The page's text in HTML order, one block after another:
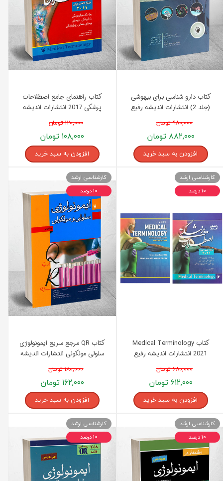
کتاب دارو شناسی برای بیهوشی
(جلد 2) انتشارات اندیشه رفیع
۹۸۰,۰۰۰ تومان
۸۸۲,۰۰۰ تومان
افزودن به سبد خرید
کتاب راهنمای جامع اصطلاحات
پزشکی 2017 انتشارات اندیشه
۱۲۰,۰۰۰ تومان
۱۰۸,۰۰۰ تومان
افزودن به سبد خرید
کتاب Medical Terminology
2021 انتشارات اندیشه رفیع
۶۸۰,۰۰۰ تومان
۶۱۲,۰۰۰ تومان
افزودن به سبد خرید
کارشناسی ارشد
۱۰ درصد
کتاب QR مرجع سریع ایمونولوژی
سلولی مولکولی انتشارات اندیشه
۱۸۰,۰۰۰ تومان
۱۶۲,۰۰۰ تومان
افزودن به سبد خرید
کارشناسی ارشد
۱۰ درصد
کارشناسی ارشد
۱۰ درصد
کارشناسی ارشد
۱۰ درصد